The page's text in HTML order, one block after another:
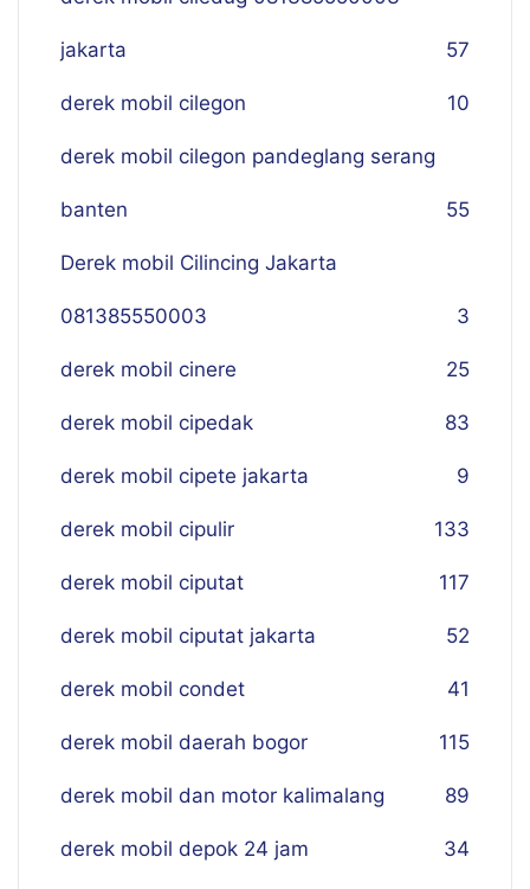
jakarta 57
derek mobil cilegon 10
derek mobil cilegon pandeglang serang
banten 55
Derek mobil Cilincing Jakarta
081385550003 3
derek mobil cinere 25
derek mobil cipedak 83
derek mobil cipete jakarta 9
derek mobil cipulir 133
derek mobil ciputat 117
derek mobil ciputat jakarta 52
derek mobil condet 41
derek mobil daerah bogor 115
derek mobil dan motor kalimalang 89
derek mobil depok 24 jam 34